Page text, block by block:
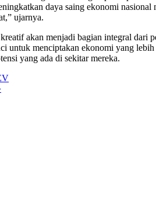
daya saing ekonomi
ujarnya.
akan menjadi bagian integral dari
untuk menciptakan ekonomi yang
yang ada di sekitar mereka.